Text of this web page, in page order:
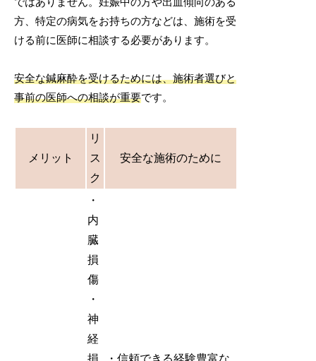
方、特定の病気をお持ちの方などは、施術を受
ける前に医師に相談する必要があります。
安全な鍼麻酔を受けるためには、施術者選びと
事前の医師への相談が重要です。
メリット
リ
ス
ク
安全な施術のために
・
内
臓
損
傷
・
神
経
損
・信頼できる経験豊富な